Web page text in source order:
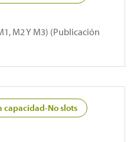
M2 Y M3) (Publicación
No slots